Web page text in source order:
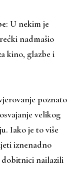
: U nekim je
nadmašio
kino, glazbe i
poznato
velikog
Iako je to više
iznenadno
dobitnici nailazili